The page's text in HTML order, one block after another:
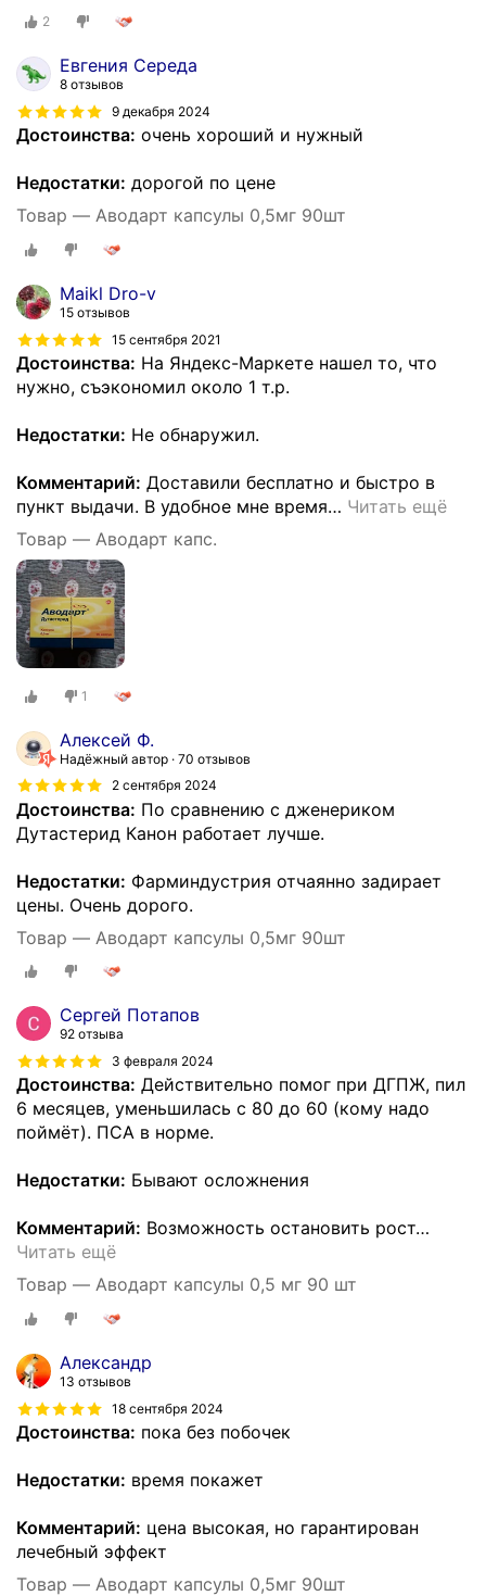
2
Евгения Середа
8 отзывов
9 декабря 2024
Достоинства: очень хороший и нужный
Недостатки: дорогой по цене
Товар — Аводарт капсулы 0,5мг 90шт
Maikl Dro-v
15 отзывов
15 сентября 2021
Достоинства: На Яндекс-Маркете нашел то, что
нужно, съэкономил около 1 т.р.
Недостатки: Не обнаружил.
Комментарий: Доставили бесплатно и быстро в
пункт выдачи. В удобное мне время… Читать ещё
Товар — Аводарт капс.
1
Алексей Ф.
Надёжный автор 70 отзывов
2 сентября 2024
Достоинства: По сравнению с дженериком
Дутастерид Канон работает лучше.
Недостатки: Фарминдустрия отчаянно задирает
цены. Очень дорого.
Товар — Аводарт капсулы 0,5мг 90шт
Сергей Потапов
92 отзыва
3 февраля 2024
Достоинства: Действительно помог при ДГПЖ, пил
6 месяцев, уменьшилась с 80 до 60 (кому надо
поймёт). ПСА в норме.
Недостатки: Бывают осложнения
Комментарий: Возможность остановить рост…
Читать ещё
Товар — Аводарт капсулы 0,5 мг 90 шт
Александр
13 отзывов
18 сентября 2024
Достоинства: пока без побочек
Недостатки: время покажет
Комментарий: цена высокая, но гарантирован
лечебный эффект
Товар — Аводарт капсулы 0,5мг 90шт